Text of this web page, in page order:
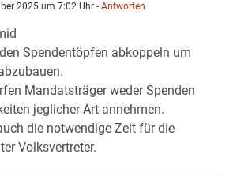
2025 um 7:02 Uhr - Antworten
Spendentöpfen abkoppeln um
Mandatsträger weder Spenden
jeglicher Art annehmen.
die notwendige Zeit für die
Volksvertreter.